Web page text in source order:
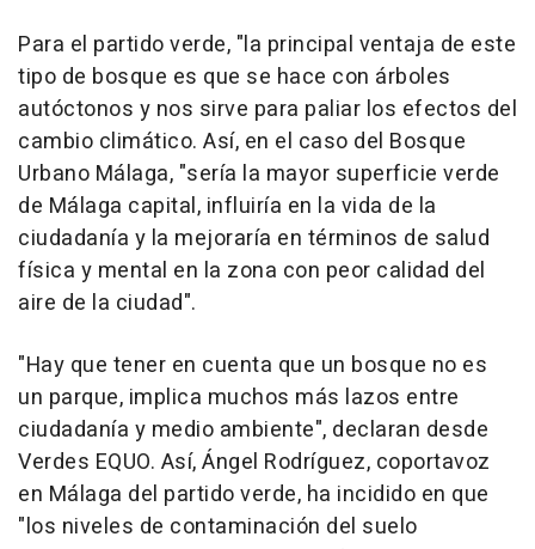
Para el partido verde, "la principal ventaja de este
tipo de bosque es que se hace con árboles
autóctonos y nos sirve para paliar los efectos del
cambio climático. Así, en el caso del Bosque
Urbano Málaga, "sería la mayor superficie verde
de Málaga capital, influiría en la vida de la
ciudadanía y la mejoraría en términos de salud
física y mental en la zona con peor calidad del
aire de la ciudad".
"Hay que tener en cuenta que un bosque no es
un parque, implica muchos más lazos entre
ciudadanía y medio ambiente", declaran desde
Verdes EQUO. Así, Ángel Rodríguez, coportavoz
en Málaga del partido verde, ha incidido en que
"los niveles de contaminación del suelo